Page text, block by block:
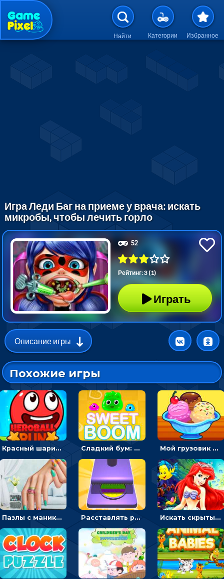
Перейти к основному
Найти Категории Избранное
Игра Леди Баг на приеме у врача: искать
микробы, чтобы лечить горло
52
Рейтинг: 3 (1)
Играть
Описание игры
Похожие игры
Красный шарик-герой в бегах: прыгать, чтобы избегать препятствий Сладкий бум: тапнуть, чтобы взорвать желейки - головоломка Мой грузовик с мороженным: принимать заказы и готовить десерты
Пазлы с маникюром: собери идеальный рисунок для ногтей Расставлять резиновые кубики, чтобы делать поп-ит - гиперказуальные Искать скрытый алфавит на картинках с мультяшными героями - головоломка для детей